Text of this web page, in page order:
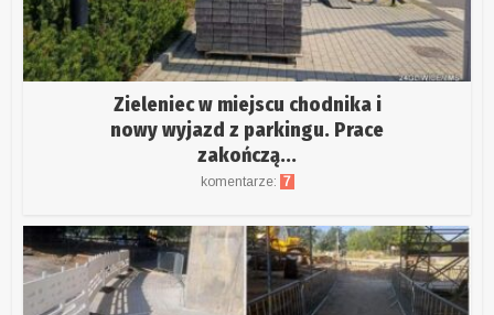
Zieleniec w miejscu chodnika i
nowy wyjazd z parkingu. Prace
zakończą...
komentarze: 7